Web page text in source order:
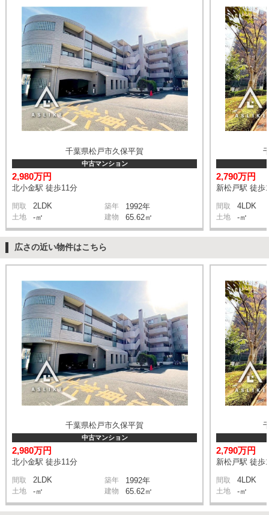
千葉県松戸市久保平賀
中古マンション
2,980万円
北小金駅 徒歩11分
間取 2LDK 築年 1992年
土地 -㎡ 建物 65.62㎡
2,790万円
新松戸駅 徒歩
間取 4LDK
土地 -㎡
広さの近い物件はこちら
千葉県松戸市久保平賀
中古マンション
2,980万円
北小金駅 徒歩11分
間取 2LDK 築年 1992年
土地 -㎡ 建物 65.62㎡
2,790万円
新松戸駅 徒歩
間取 4LDK
土地 -㎡